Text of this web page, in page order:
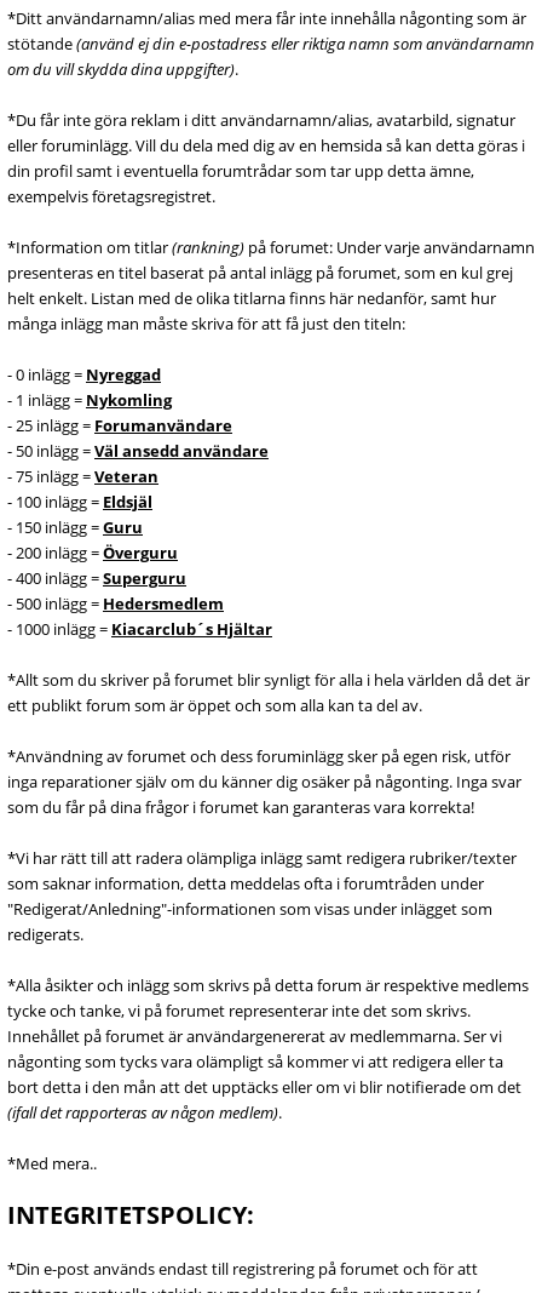
*Ditt användarnamn/alias med mera får inte innehålla någonting som är
stötande(använd ej din e-postadress eller riktiga namn som användarnamn
om du vill skydda dina uppgifter).
*Du får inte göra reklam i ditt användarnamn/alias, avatarbild, signatur
eller foruminlägg. Vill du dela med dig av en hemsida så kan detta göras i
din profil samt i eventuella forumtrådar som tar upp detta ämne,
exempelvis företagsregistret.
*Information om titlar(rankning) på forumet: Under varje användarnamn
presenteras en titel baserat på antal inlägg på forumet, som en kul grej
helt enkelt. Listan med de olika titlarna finns här nedanför, samt hur
många inlägg man måste skriva för att få just den titeln:
- 0 inlägg = Nyreggad
- 1 inlägg = Nykomling
- 25 inlägg = Forumanvändare
- 50 inlägg =Väl ansedd användare
- 75 inlägg =Veteran
- 100 inlägg = Eldsjäl
- 150 inlägg =Guru
- 200 inlägg =Överguru
- 400 inlägg =Superguru
- 500 inlägg = Hedersmedlem
- 1000 inlägg = Kiacarclub´s Hjältar
*Allt som du skriver på forumet blir synligt för alla i hela världen då det är
ett publikt forum som är öppet och som alla kan ta del av.
*Användning av forumet och dess foruminlägg sker på egen risk, utför
inga reparationer själv om du känner dig osäker på någonting. Inga svar
som du får på dina frågor i forumet kan garanteras vara korrekta!
*Vi har rätt till att radera olämpliga inlägg samt redigera rubriker/texter
som saknar information, detta meddelas ofta i forumtråden under
"Redigerat/Anledning"-informationen som visas under inlägget som
redigerats.
*Alla åsikter och inlägg som skrivs på detta forum är respektive medlems
tycke och tanke, vi på forumet representerar inte det som skrivs.
Innehållet på forumet är användargenererat av medlemmarna. Ser vi
någonting som tycks vara olämpligt så kommer vi att redigera eller ta
bort detta i den mån att det upptäcks eller om vi blir notifierade om det
(ifall det rapporteras av någon medlem).
*Med mera..
INTEGRITETSPOLICY:
*Din e-post används endast till registrering på forumet och för att